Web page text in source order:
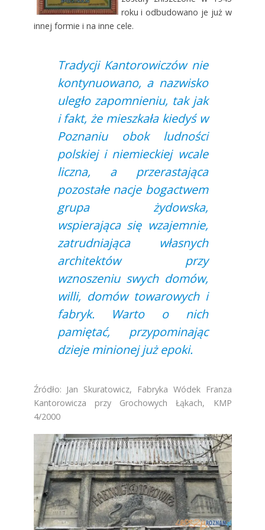
roku i odbudowano je już w
innej formie i na inne cele.
Tradycji Kantorowiczów nie
kontynuowano, a nazwisko
uległo zapomnieniu, tak jak
i fakt, że mieszkała kiedyś w
Poznaniu obok ludności
polskiej i niemieckiej wcale
liczna, a przerastająca
pozostałe nacje bogactwem
grupa żydowska,
wspierająca się wzajemnie,
zatrudniająca własnych
architektów przy
wznoszeniu swych domów,
willi, domów towarowych i
fabryk. Warto o nich
pamiętać, przypominając
dzieje minionej już epoki.
Źródło: Jan Skuratowicz, Fabryka Wódek Franza
Kantorowicza przy Grochowych Łąkach, KMP
4/2000